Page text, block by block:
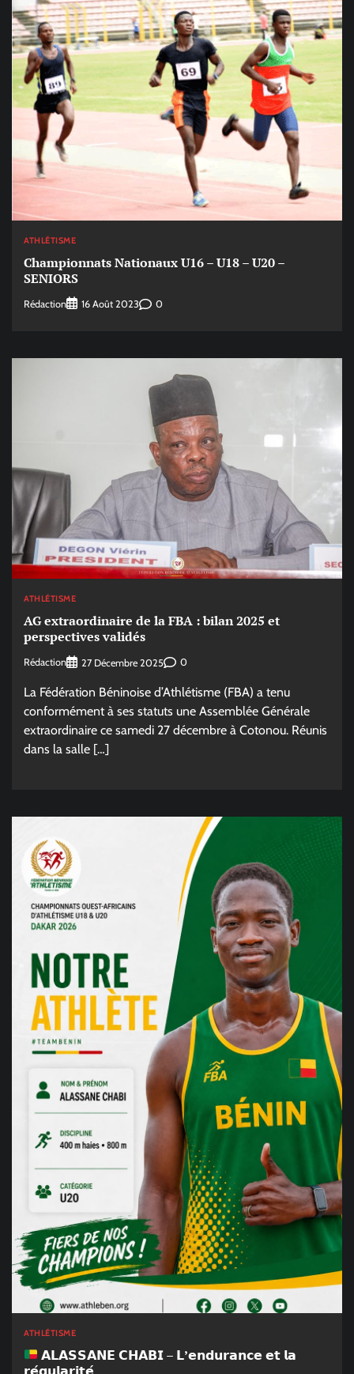
ATHLÉTISME
Championnats Nationaux U16 – U18 – U20 –
SENIORS
Rédaction 16 Août 2023 0
ATHLÉTISME
AG extraordinaire de la FBA : bilan 2025 et
perspectives validés
Rédaction 27 Décembre 2025 0
La Fédération Béninoise d’Athlétisme (FBA) a tenu
conformément à ses statuts une Assemblée Générale
extraordinaire ce samedi 27 décembre à Cotonou. Réunis
dans la salle […]
ATHLÉTISME
𝗔𝗟𝗔𝗦𝗦𝗔𝗡𝗘 𝗖𝗛𝗔𝗕𝗜 – 𝗟’𝗲𝗻𝗱𝘂𝗿𝗮𝗻𝗰𝗲 𝗲𝘁 𝗹𝗮